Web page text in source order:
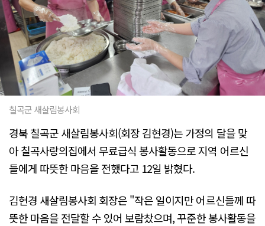
칠곡군 새살림봉사회
경북 칠곡군 새살림봉사회(회장 김현경)는 가정의 달을 맞
아 칠곡사랑의집에서 무료급식 봉사활동으로 지역 어르신
들에게 따뜻한 마음을 전했다고 12일 밝혔다.
김현경 새살림봉사회 회장은 "작은 일이지만 어르신들께 따
뜻한 마음을 전달할 수 있어 보람찼으며, 꾸준한 봉사활동을